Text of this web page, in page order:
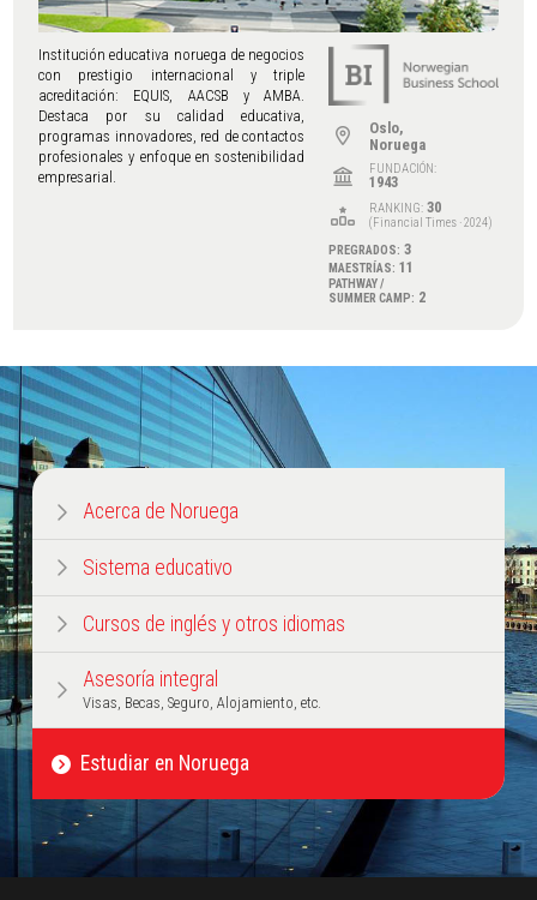
Institución educativa noruega de negocios
con prestigio internacional y triple
acreditación: EQUIS, AACSB y AMBA.
Destaca por su calidad educativa,
programas innovadores, red de contactos
profesionales y enfoque en sostenibilidad
empresarial.
Oslo,
Noruega
FUNDACIÓN:
1943
RANKING: 30
(Financial Times ·2024)
PREGRADOS: 3
MAESTRÍAS: 11
PATHWAY /
SUMMER CAMP: 2
Acerca de Noruega
Sistema educativo
Cursos de inglés y otros idiomas
Asesoría integral
Visas, Becas, Seguro, Alojamiento, etc.
Estudiar en Noruega